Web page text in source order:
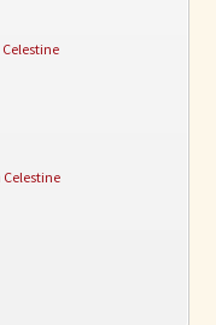
Celestine